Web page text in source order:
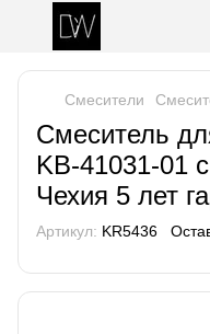
Смесители
Смеситель
KB-41031-01
Чехия 5 лет
Артикул: KR5436